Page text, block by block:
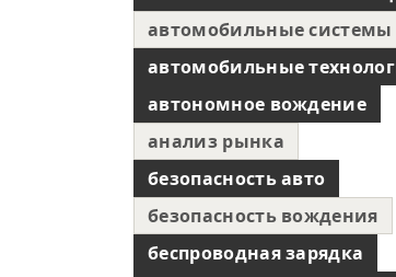
автомобильные системы
автомобильные
автономное вождение
анализ рынка
безопасность авто
безопасность вождения
беспроводная зарядка